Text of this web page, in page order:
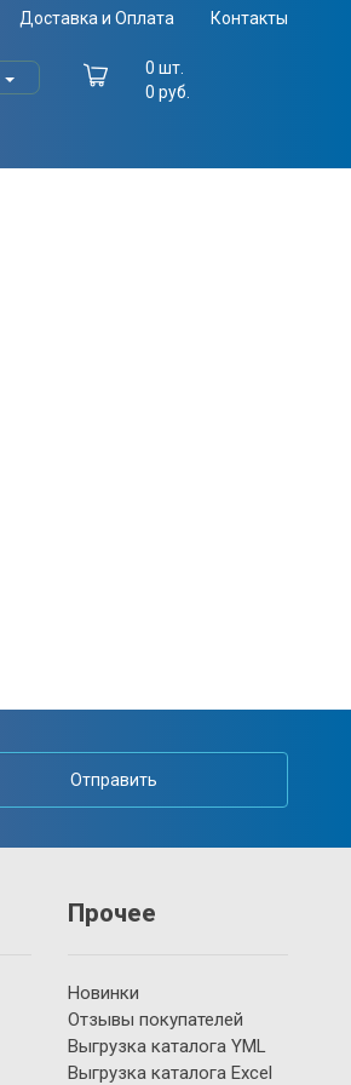
Доставка и Оплата Контакты
0 шт.
0 руб.
Отправить
Прочее
Новинки
Отзывы покупателей
Выгрузка каталога YML
Выгрузка каталога Excel